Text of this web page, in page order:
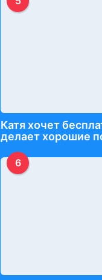
Катя хочет
делает хорошие
6